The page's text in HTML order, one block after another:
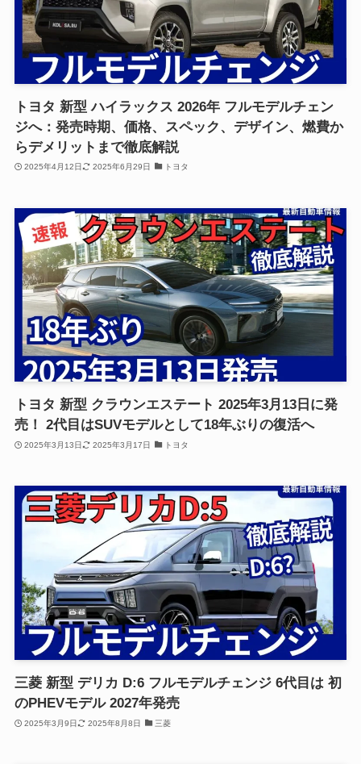
トヨタ 新型 ハイラックス 2026年 フルモデルチェン
ジへ：発売時期、価格、スペック、デザイン、燃費か
らデメリットまで徹底解説
2025年4月12日 2025年6月29日 トヨタ
トヨタ 新型 クラウンエステート 2025年3月13日に発
売！ 2代目はSUVモデルとして18年ぶりの復活へ
2025年3月13日 2025年3月17日 トヨタ
三菱 新型 デリカ D:6 フルモデルチェンジ 6代目は 初
のPHEVモデル 2027年発売
2025年3月9日 2025年8月8日 三菱